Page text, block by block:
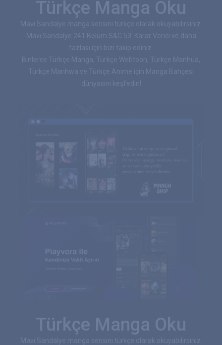
Türkçe Manga Oku
Mavi Sandalye manga serisini türkçe olarak okuyabilirsiniz.
Mavi Sandalye 241.Bölüm S&C 53: Karar Verici ve daha
fazlası için bizi takip ediniz.
Binlerce Türkçe Manga, Türkçe Webtoon, Türkçe Manhua,
Türkçe Manhwa ve Türkçe Anime için Manga Bahçesi
dünyasını keşfedin!
Türkçe Manga Oku
Mavi Sandalye manga serisini türkçe olarak okuyabilirsiniz.